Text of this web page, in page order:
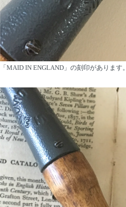
「MAID IN ENGLAND」の刻印があります。